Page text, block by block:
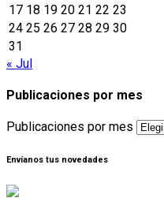
17 18 19 20 21 22 23
24 25 26 27 28 29 30
31
« Jul
Publicaciones por mes
Publicaciones por mes
Envíanos tus novedades